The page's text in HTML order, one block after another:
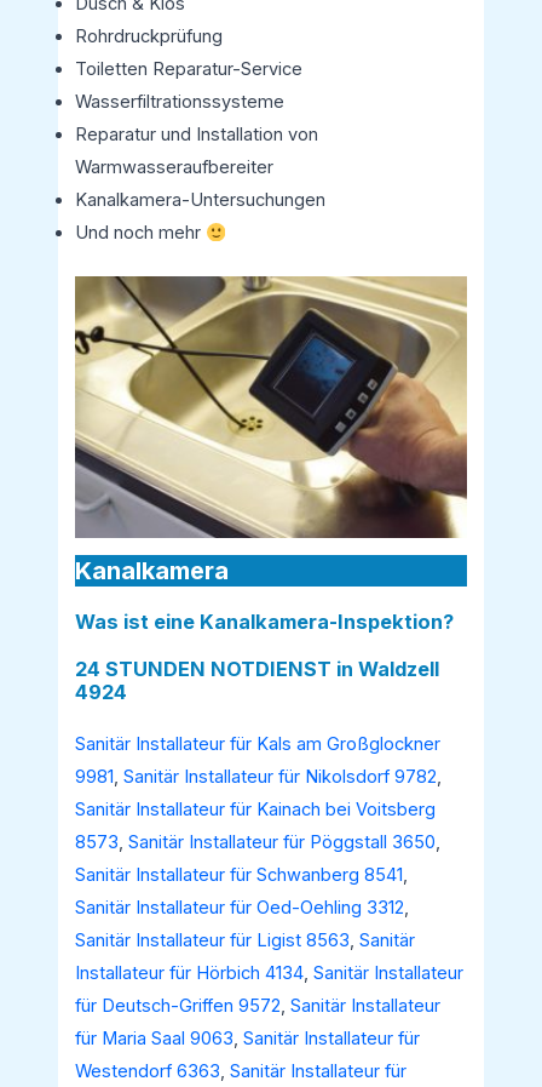
Rohrdruckprüfung
Toiletten Reparatur-Service
Wasserfiltrationssysteme
Reparatur und Installation von
Warmwasseraufbereiter
Kanalkamera-Untersuchungen
Und noch mehr
Kanalkamera
Was ist eine Kanalkamera-Inspektion?
24 STUNDEN NOTDIENST in Waldzell
4924
Sanitär Installateur für Kals am Großglockner
9981,Sanitär Installateur für Nikolsdorf 9782,
Sanitär Installateur für Kainach bei Voitsberg
8573,Sanitär Installateur für Pöggstall 3650,
Sanitär Installateur für Schwanberg 8541,
Sanitär Installateur für Oed-Oehling 3312,
Sanitär Installateur für Ligist 8563,Sanitär
Installateur für Hörbich 4134,Sanitär Installateur
für Deutsch-Griffen 9572,Sanitär Installateur
für Maria Saal 9063,Sanitär Installateur für
Westendorf 6363,Sanitär Installateur für